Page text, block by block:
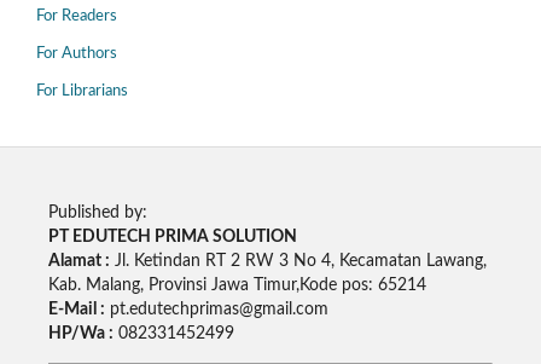
For Readers
For Authors
For Librarians
Published by:
PT EDUTECH PRIMA SOLUTION
Alamat : Jl. Ketindan RT 2 RW 3 No 4, Kecamatan Lawang,
Kab. Malang, Provinsi Jawa Timur,Kode pos: 65214
E-Mail : pt.edutechprimas@gmail.com
HP/Wa : 082331452499